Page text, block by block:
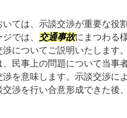
いては、示談交渉が重要な役
では、 交通事故にまつわる
渉についてご説明いたします
、民事上の問題について当事
を意味します。示談交渉に
交渉を行い合意形成できた後